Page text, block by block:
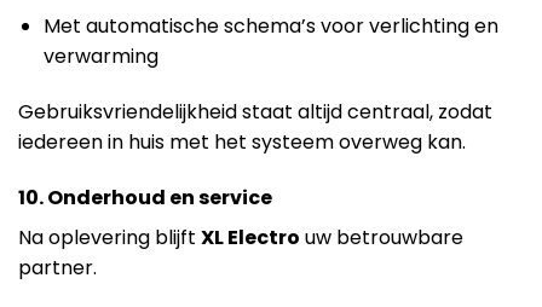
Met automatische schema’s voor verlichting en
verwarming
Gebruiksvriendelijkheid staat altijd centraal, zodat
iedereen in huis met het systeem overweg kan.
10. Onderhoud en service
Na oplevering blijft XL Electro uw betrouwbare
partner.